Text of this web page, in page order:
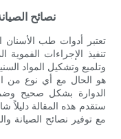
نصائح
تعتبر أدوات طب
تنفيذ الإجراءات
وتلميع وتشكيل المواد
هو الحال مع أي نوع من
الدوارة بشكل صحيح
ستقدم هذه المقالة دليلاً
مع توفير نصائح الصيانة